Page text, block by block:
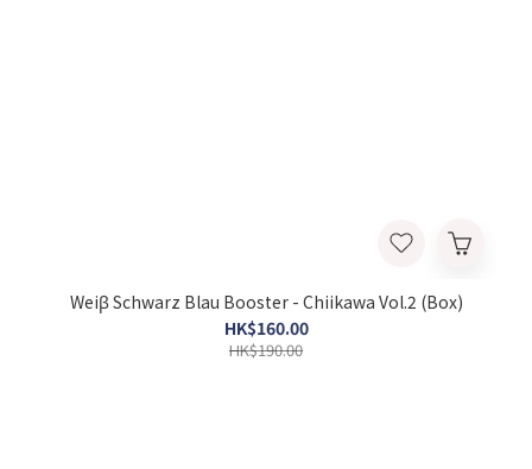
Weiβ Schwarz Blau Booster - Chiikawa Vol.2 (Box)
HK$160.00
HK$190.00